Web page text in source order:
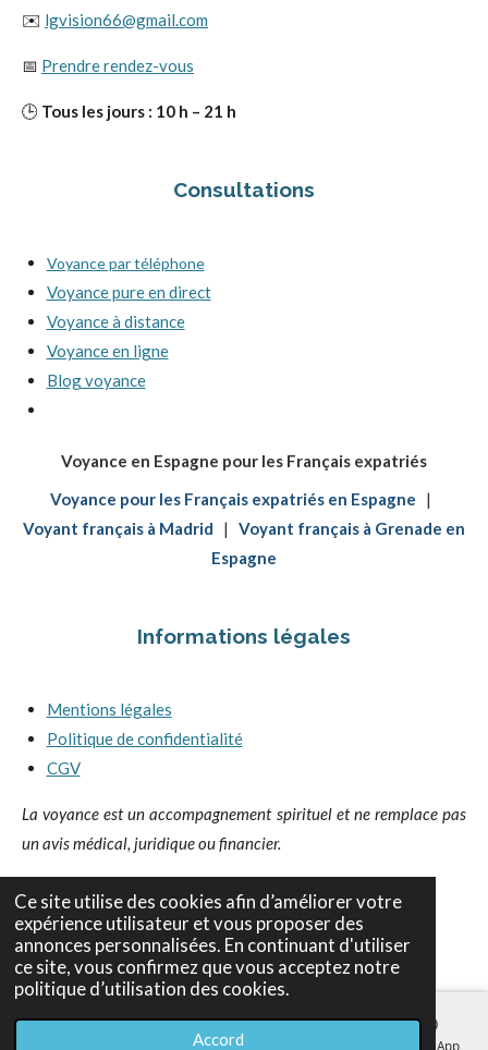
Ce site utilise des cookies afin d’améliorer votre
expérience utilisateur et vous proposer des
annonces personnalisées. En continuant d'utiliser
ce site, vous confirmez que vous acceptez notre
politique d’utilisation des cookies.
Accord
✉️ lgvision66@gmail.com
📅 Prendre rendez-vous
🕒 Tous les jours : 10 h – 21 h
Consultations
Voyance par téléphone
Voyance pure en direct
Voyance à distance
Voyance en ligne
Blog voyance
Voyance en Espagne pour les Français expatriés
Voyance pour les Français expatriés en Espagne
|
Voyant français à Madrid
| Voyant français à Grenade en
Espagne
Informations légales
Mentions légales
Politique de confidentialité
CGV
La voyance est un accompagnement spirituel et ne remplace pas
un avis médical, juridique ou financier.
I
n
s
t
a
g
F
a
c
e
b
o
Y
o
u
u
Carte WhatsApp